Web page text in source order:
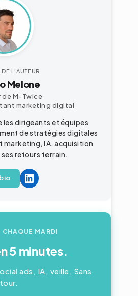
L'AUTEUR
Melone
de M-Twice
marketing digital
les dirigeants et équipes
de stratégies digitales
marketing, IA, acquisition
retours terrain.
CHAQUE MARDI
5 minutes.
ads, IA, veille. Sans